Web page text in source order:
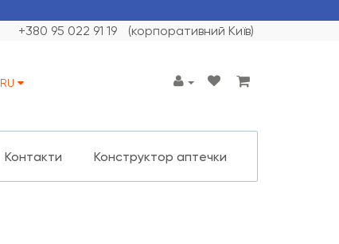
+380 95 022 91 19 (корпоративний Київ)
RU
Контакти Конструктор аптечки